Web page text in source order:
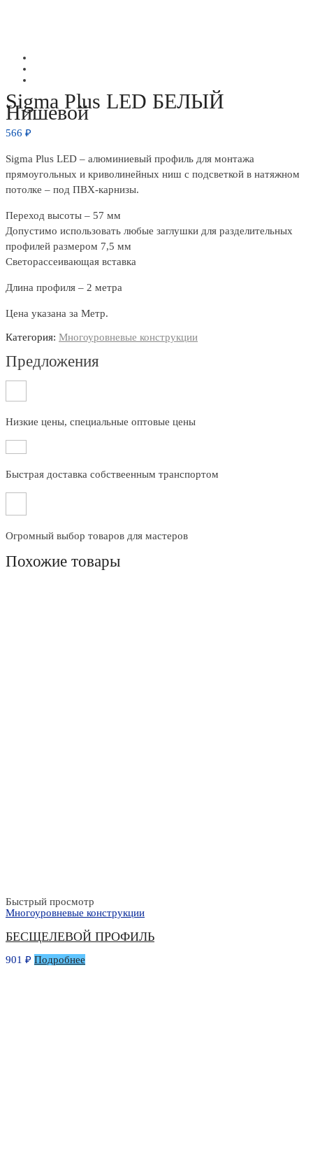
Sigma Plus LED БЕЛЫЙ
Нишевой
566 ₽
Sigma Plus LED – алюминиевый профиль для монтажа
прямоугольных и криволинейных ниш c подсветкой в натяжном
потолке – под ПВХ-карнизы.
Переход высоты – 57 мм
Допустимо использовать любые заглушки для разделительных
профилей размером 7,5 мм
Светорассеивающая вставка
Длина профиля – 2 метра
Цена указана за Метр.
Категория: Многоуровневые конструкции
Предложения
Низкие цены, специальные оптовые цены
Быстрая доставка собствеенным транспортом
Огромный выбор товаров для мастеров
Похожие товары
Быстрый просмотр
Многоуровневые конструкции
БЕСЩЕЛЕВОЙ ПРОФИЛЬ
901 ₽ Подробнее